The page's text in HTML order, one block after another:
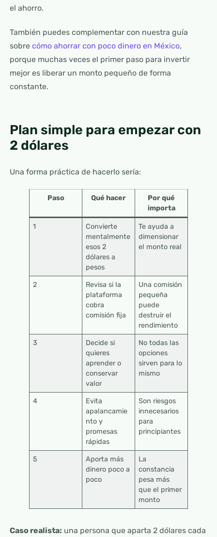
el ahorro.
También puedes complementar con nuestra guía
sobre cómo ahorrar con poco dinero en México,
porque muchas veces el primer paso para invertir
mejor es liberar un monto pequeño de forma
constante.
Plan simple para empezar con
2 dólares
Una forma práctica de hacerlo sería:
Paso Qué hacer
Por qué
importa
1
Convierte
mentalmente
esos 2
dólares a
pesos
Te ayuda a
dimensionar
el monto real
2
Revisa si la
plataforma
cobra
comisión fija
Una comisión
pequeña
puede
destruir el
rendimiento
3
Decide si
quieres
aprender o
conservar
valor
No todas las
opciones
sirven para lo
mismo
4
Evita
apalancamie
nto y
promesas
rápidas
Son riesgos
innecesarios
para
principiantes
5
Aporta más
dinero poco a
poco
La
constancia
pesa más
que el primer
monto
Caso realista: una persona que aparta 2 dólares cada